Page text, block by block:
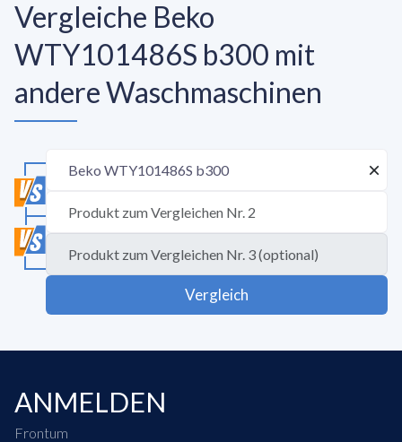
Vergleiche Beko
WTY101486S b300 mit
andere Waschmaschinen
Vergleich
ANMELDEN
Frontum